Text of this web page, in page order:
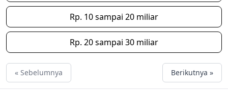
Rp. 10 sampai 20 miliar
Rp. 20 sampai 30 miliar
« Sebelumnya Berikutnya »